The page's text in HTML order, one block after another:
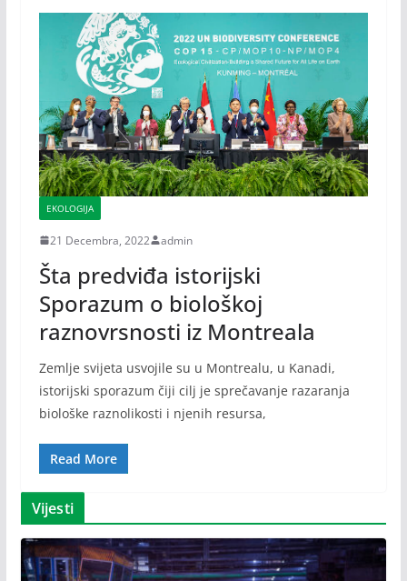
EKOLOGIJA
21 Decembra, 2022 admin
Šta predviđa istorijski
Sporazum o biološkoj
raznovrsnosti iz Montreala
Zemlje svijeta usvojile su u Montrealu, u Kanadi,
istorijski sporazum čiji cilj je sprečavanje razaranja
biološke raznolikosti i njenih resursa,
Read More
Vijesti